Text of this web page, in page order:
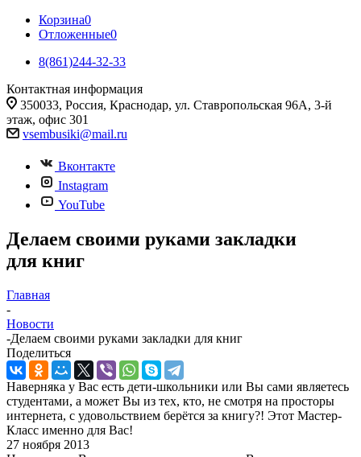
Корзина0
Отложенные0
8(861)244-32-33
Контактная информация
350033, Россия, Краснодар, ул. Ставропольская 96А, 3-й
этаж, офис 301
vsembusiki@mail.ru
Вконтакте
Instagram
YouTube
Делаем своими руками закладки
для книг
Главная
-
Новости
-Делаем своими руками закладки для книг
Поделиться
Наверняка у Вас есть дети-школьники или Вы сами являетесь
студентами, а может Вы из тех, кто, не смотря на просторы
интернета, с удовольствием берётся за книгу?! Этот Мастер-
Класс именно для Вас!
27 ноября 2013